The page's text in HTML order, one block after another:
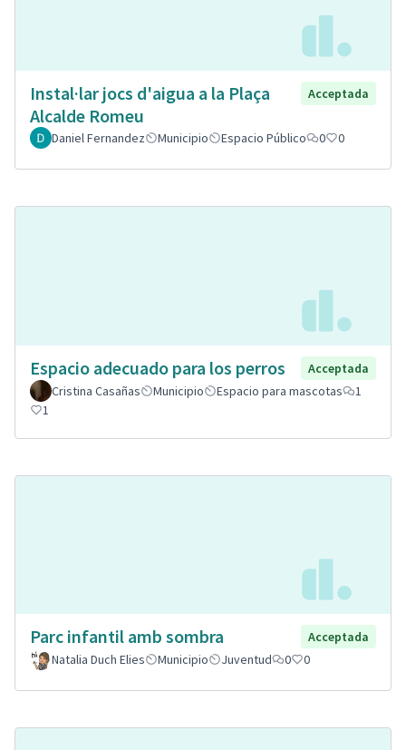
Instal·lar jocs d'aigua a la Plaça
Alcalde Romeu
Acceptada
Daniel Fernandez Municipio Espacio Público 0 0
Espacio adecuado para los perros
Acceptada
Cristina Casañas
Municipio Espacio para mascotas
1
1
Parc infantil amb sombra
Acceptada
Natalia Duch Elies
Municipio Juventud 0 0